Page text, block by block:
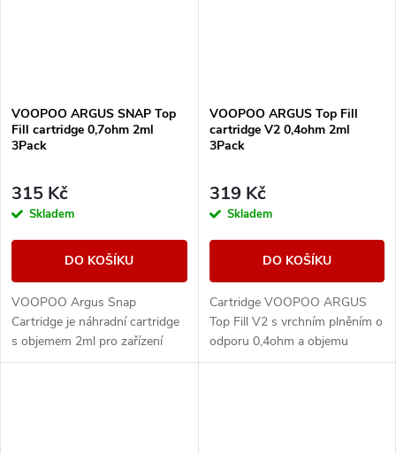
VOOPOO ARGUS SNAP Top
Fill cartridge 0,7ohm 2ml
3Pack
315 Kč
Skladem
DO KOŠÍKU
VOOPOO Argus Snap
Cartridge je náhradní cartridge
s objemem 2ml pro zařízení
řady ARGUS Pod Family. Nabízí
VOOPOO ARGUS Top Fill
cartridge V2 0,4ohm 2ml
3Pack
319 Kč
Skladem
DO KOŠÍKU
Cartridge VOOPOO ARGUS
Top Fill V2 s vrchním plněním o
odporu 0,4ohm a objemu
nádržky 2ml s technologií